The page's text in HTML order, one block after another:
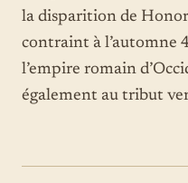
la disparition de
contraint à l’automne
l’empire romain
également au tribut